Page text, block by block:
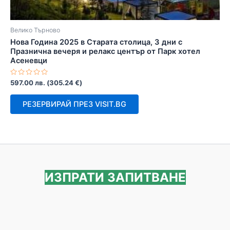
Велико Търново
Нова Година 2025 в Старата столица, 3 дни с
Празнична вечеря и релакс център от Парк хотел
Асеневци
Оценено
с
0
597.00лв. (305.24€)
РЕЗЕРВИРАЙ ПРЕЗ VISIT.BG
ИЗПРАТИ ЗАПИТВАНЕ